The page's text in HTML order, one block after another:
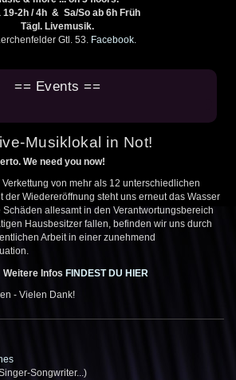
19-2h / 4h & Sa/So ab 6h Früh
Tägl. Livemusik.
Gtl. 53. Facebook.
== Events ==
Musiklokal in Not!
We need you now!
von mehr als 12 unterschiedlichen
der Wiedereröffnung steht uns erneut das Wasser
allesamt in den Verantwortungsbereich
Hausbesitzer fallen, befinden wir uns durch
Arbeit in einer zunehmend
Infos FINDEST DU HIER
- Vielen Dank!
Songwriter...)